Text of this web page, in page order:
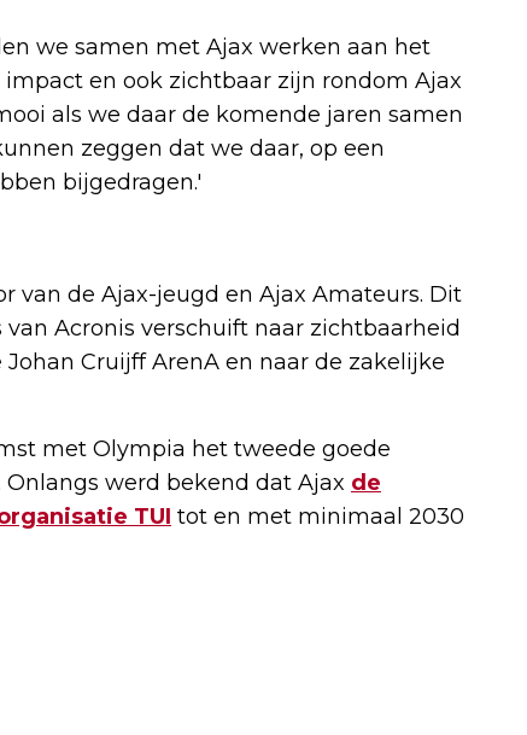
we samen met Ajax werken aan het
en ook zichtbaar zijn rondom Ajax
als we daar de komende jaren samen
zeggen dat we daar, op een
bijgedragen.'
van de Ajax-jeugd en Ajax Amateurs. Dit
Acronis verschuift naar zichtbaarheid
Cruijff ArenA en naar de zakelijke
met Olympia het tweede goede
werd bekend dat Ajax de
TUI tot en met minimaal 2030